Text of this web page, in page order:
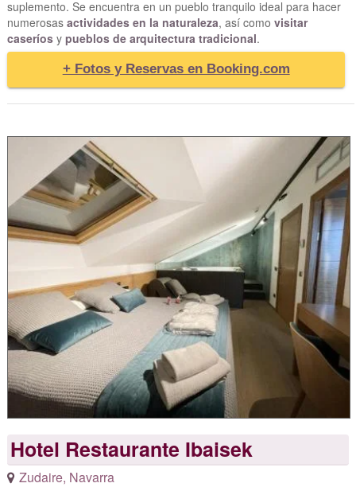
suplemento. Se encuentra en un pueblo tranquilo ideal para hacer
numerosas actividades en la naturaleza, así como visitar
caseríosy pueblos de arquitectura tradicional.
+ Fotos y Reservas en Booking.com
Hotel Restaurante Ibaisek
Zudaire, Navarra